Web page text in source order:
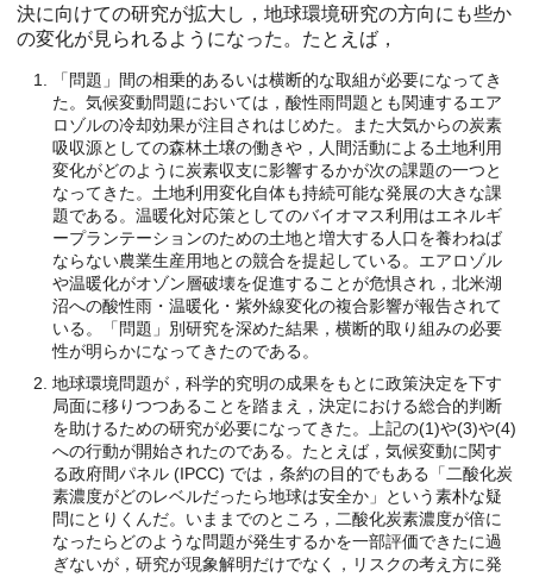
決に向けての研究が拡大し，地球環境研究の方向にも些か
の変化が見られるようになった。たとえば，
「問題」間の相乗的あるいは横断的な取組が必要になってき
た。気候変動問題においては，酸性雨問題とも関連するエア
ロゾルの冷却効果が注目されはじめた。また大気からの炭素
吸収源としての森林土壌の働きや，人間活動による土地利用
変化がどのように炭素収支に影響するかが次の課題の一つと
なってきた。土地利用変化自体も持続可能な発展の大きな課
題である。温暖化対応策としてのバイオマス利用はエネルギ
ープランテーションのための土地と増大する人口を養わねば
ならない農業生産用地との競合を提起している。エアロゾル
や温暖化がオゾン層破壊を促進することが危惧され，北米湖
沼への酸性雨・温暖化・紫外線変化の複合影響が報告されて
いる。「問題」別研究を深めた結果，横断的取り組みの必要
性が明らかになってきたのである。
地球環境問題が，科学的究明の成果をもとに政策決定を下す
局面に移りつつあることを踏まえ，決定における総合的判断
を助けるための研究が必要になってきた。上記の(1)や(3)や(4)
への行動が開始されたのである。たとえば，気候変動に関す
る政府間パネル (IPCC) では，条約の目的でもある「二酸化炭
素濃度がどのレベルだったら地球は安全か」という素朴な疑
問にとりくんだ。いままでのところ，二酸化炭素濃度が倍に
なったらどのような問題が発生するかを一部評価できたに過
ぎないが，研究が現象解明だけでなく，リスクの考え方に発